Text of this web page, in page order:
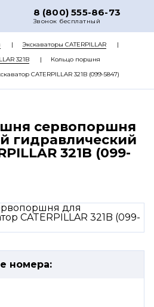
8 (800) 555-86-73
Звонок бесплатный
О НАС
ЗАПЧАСТЕЙ
РЕМОНТ
ЦЕНЫ
Экскаваторы CATERPILLAR
321B
Кольцо поршня
CATERPILLAR 321B (099-5847)
сервопоршня
гидравлический
321B (099-
номера: